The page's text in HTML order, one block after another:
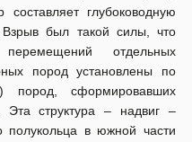
глубоководную
был такой силы, что
отдельных
пород установлены по
пород, сформировавших
Эта структура – надвиг –
полукольца в южной части